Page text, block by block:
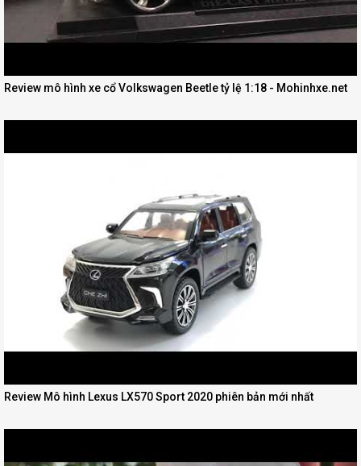
Review mô hình xe cổ Volkswagen Beetle tỷ lệ 1:18 - Mohinhxe.net
Review Mô hình Lexus LX570 Sport 2020 phiên bản mới nhất